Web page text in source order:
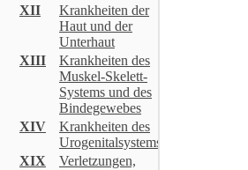
© 2026 Diego.ONE
XII
Krankheiten der
Haut und der
Unterhaut
XIII
Krankheiten des
Muskel-Skelett-
Systems und des
Bindegewebes
XIV
Krankheiten des
Urogenitalsystems
XIX
Verletzungen,